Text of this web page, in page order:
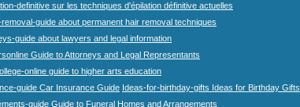
definitive sur les techniques d'épilation définitive actuelles
guide about permanent hair removal techniques
guide about lawyers and legal information
Guide to Attorneys and Legal Representants
online guide to higher arts education
guide Car Insurance Guide Ideas-for-birthday-gifts Ideas for Birthday Gifts
guide Guide to Funeral Homes and Arrangements